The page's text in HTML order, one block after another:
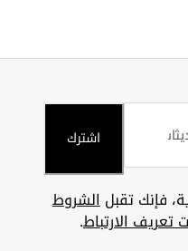
اشترك
فإنك تقبلالشروط
الارتباط.